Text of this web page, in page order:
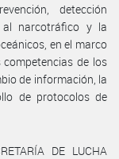
detección
al narcotráfico y la
en el marco
de los
de información, la
de protocolos de
DE LUCHA